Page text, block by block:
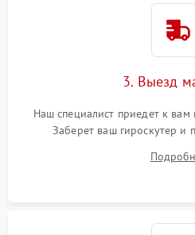
3. Выезд
Наш специалист приедет к
Заберет ваш гироскутер и